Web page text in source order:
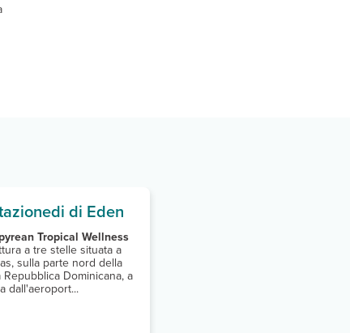
di Eden
Tropical Wellness
a tre stelle situata a
sulla parte nord della
Dominicana, a
dall'aeroport...